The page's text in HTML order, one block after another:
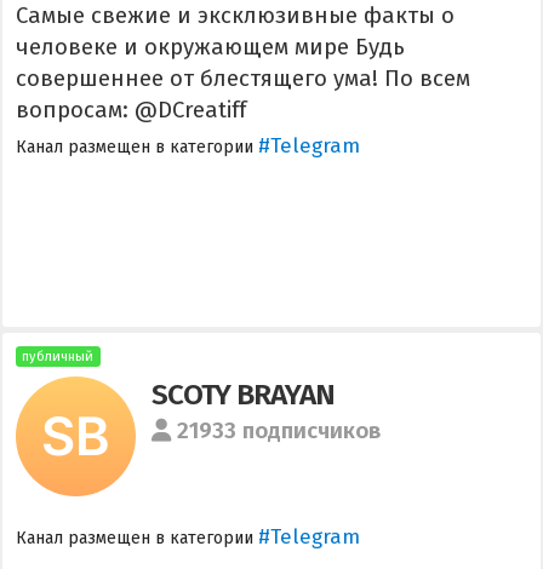
Самые свежие и эксклюзивные факты о
человеке и окружающем мире Будь
совершеннее от блестящего ума! По всем
вопросам: @DCreatiff
Канал размещен в категории #Telegram
публичный
SCOTY BRAYAN
21933 подписчиков
Канал размещен в категории #Telegram